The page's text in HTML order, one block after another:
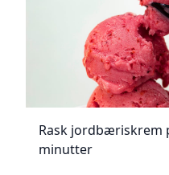
Rask jordbæriskrem
minutter